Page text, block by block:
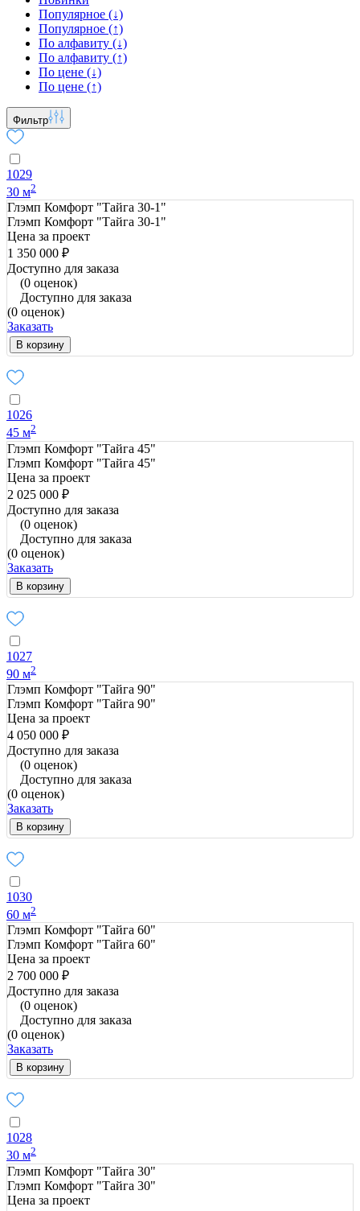
Популярное (↓)
Популярное (↑)
По алфавиту (↓)
По алфавиту (↑)
По цене (↓)
По цене (↑)
Фильтр
1029
30 м2
Глэмп Комфорт "Тайга 30-1"
Глэмп Комфорт "Тайга 30-1"
Цена за проект
1 350 000 ₽
Доступно для заказа
(0 оценок)
Доступно для заказа
(0 оценок)
Заказать
В корзину
1026
45 м2
Глэмп Комфорт "Тайга 45"
Глэмп Комфорт "Тайга 45"
Цена за проект
2 025 000 ₽
Доступно для заказа
(0 оценок)
Доступно для заказа
(0 оценок)
Заказать
В корзину
1027
90 м2
Глэмп Комфорт "Тайга 90"
Глэмп Комфорт "Тайга 90"
Цена за проект
4 050 000 ₽
Доступно для заказа
(0 оценок)
Доступно для заказа
(0 оценок)
Заказать
В корзину
1030
60 м2
Глэмп Комфорт "Тайга 60"
Глэмп Комфорт "Тайга 60"
Цена за проект
2 700 000 ₽
Доступно для заказа
(0 оценок)
Доступно для заказа
(0 оценок)
Заказать
В корзину
1028
30 м2
Глэмп Комфорт "Тайга 30"
Глэмп Комфорт "Тайга 30"
Цена за проект